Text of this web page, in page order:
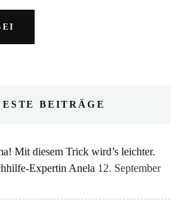
BEITRÄGE
Mit diesem Trick wird’s leichter.
Expertin Anela 12. September